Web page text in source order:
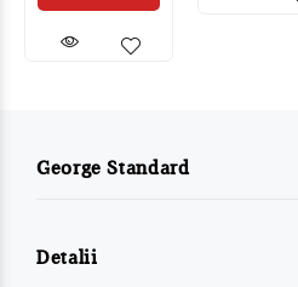
George Standard
Detalii